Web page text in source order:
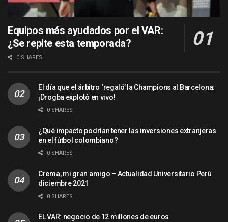
Equipos más ayudados por el VAR:
¿Se repite esta temporada?
0 SHARES
El día que el árbitro ‘regaló’ la Champions al Barcelona:
¡Drogba explotó en vivo!
0 SHARES
¿Qué impacto podrían tener las inversiones extranjeras
en el fútbol colombiano?
0 SHARES
Crema, mi gran amigo – Actualidad Universitario Perú
diciembre 2021
0 SHARES
EL VAR: negocio de 12 millones de euros